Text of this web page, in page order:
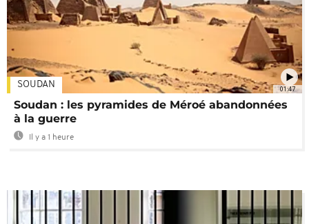
01:47
SOUDAN
Soudan : les pyramides de Méroé abandonnées
à la guerre
Il y a 1 heure